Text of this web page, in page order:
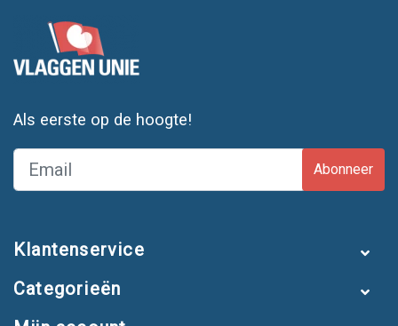
Als eerste op de hoogte!
Abonneer
Klantenservice
Categorieën